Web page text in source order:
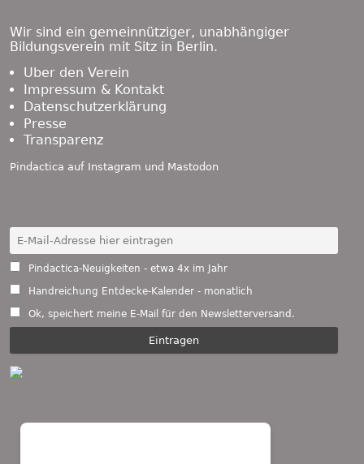
Wir sind ein gemeinnütziger, unabhängiger
Bildungsverein mit Sitz in Berlin.
Über den Verein
Impressum & Kontakt
Datenschutzerklärung
Presse
Transparenz
Pindactica auf Instagram und Mastodon
Pindactica-Neuigkeiten - etwa 4x im Jahr
Handreichung Entdecke-Kalender - monatlich
Ok, speichert meine E-Mail für den Newsletterversand.